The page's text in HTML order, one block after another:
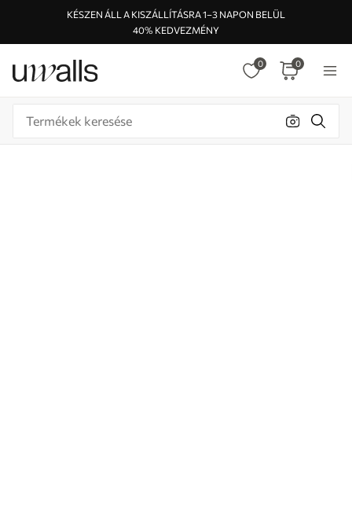
KÉSZEN ÁLL A KISZÁLLÍTÁSRA 1–3 NAPON BELÜL
40% KEDVEZMÉNY
0 0